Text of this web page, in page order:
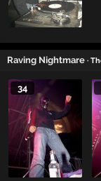
Raving Nightmare ·
34